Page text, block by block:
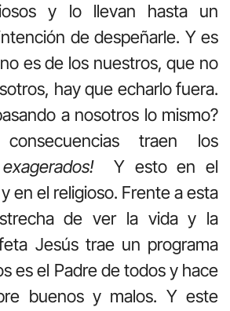
y lo llevan hasta un
de despeñarle. Y es
es de los nuestros, que no
hay que echarlo fuera.
a nosotros lo mismo?
traen los
Y esto en el
en el religioso. Frente a esta
de ver la vida y la
Jesús trae un programa
es el Padre de todos y hace
buenos y malos. Y este